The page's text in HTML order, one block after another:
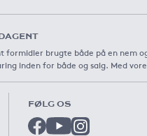
formidler brugte både på en nem
inden for både og salg. Med
FØLG OS